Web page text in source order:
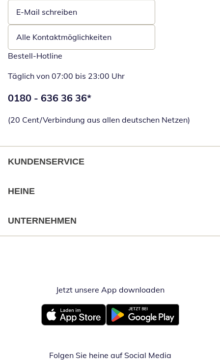
E-Mail schreiben
Öffnet E-Mail-Client
Alle Kontaktmöglichkeiten
Bestell-Hotline
Täglich von 07:00 bis 23:00 Uhr
Telefonnummer:
0180 - 636 36 36*
(20 Cent/Verbindung aus allen deutschen Netzen)
KUNDENSERVICE
HEINE
UNTERNEHMEN
Jetzt unsere App downloadenÖffnet in
Öffnet in neuem FensterÖffnet in neuem Fenster
Folgen Sie heine auf Social Media